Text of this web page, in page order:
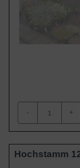
- +
Hochstamm